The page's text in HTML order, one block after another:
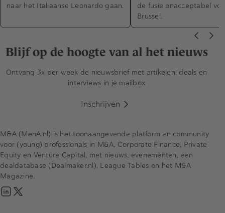
naar het Italiaanse Leonardo gaan.
de fusie onacceptabel
Brussel.
Blijf op de hoogte van al het nieuws
Ontvang 3x per week de nieuwsbrief met artikelen, deals en
interviews in je mailbox
Inschrijven
M&A (MenA.nl) is het toonaangevende platform en community
voor (young) professionals in M&A, Corporate Finance, Private
Equity en Venture Capital, met nieuws, evenementen, een
dealdatabase (Dealmaker.nl), League Tables en het M&A
Magazine.